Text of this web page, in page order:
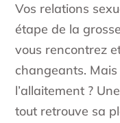
Vos relations
étape de la
vous rencontrez
changeants.
l’allaitement ?
tout retrouve sa